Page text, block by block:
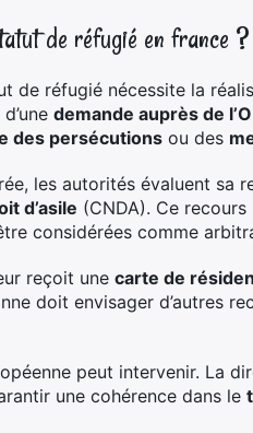
de réfugié en france ?
de réfugié nécessite la
demande auprès de
des persécutions ou des
les autorités évaluent sa
d’asile (CNDA). Ce
considérées comme
reçoit une carte de
doit envisager d’autres
peut intervenir. La
une cohérence dans le